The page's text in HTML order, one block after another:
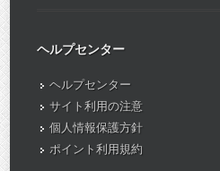
ヘルプセンター
ヘルプセンター
サイト利用の注意
個人情報保護方針
ポイント利用規約